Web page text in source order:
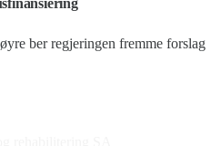
ber regjeringen fremme forslag